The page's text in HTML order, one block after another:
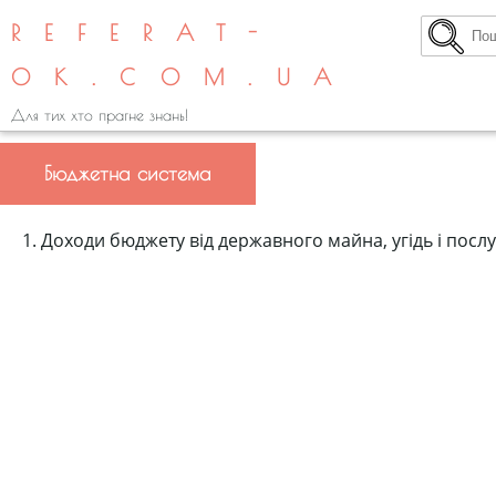
REFERAT-
OK.COM.UA
Для тих хто прагне знань!
Бюджетна система
1. Доходи бюджету від державного майна, угідь і